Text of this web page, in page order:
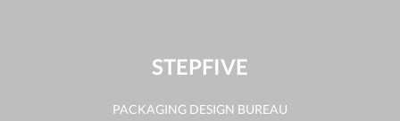
STEPFIVE
PACKAGING DESIGN BUREAU